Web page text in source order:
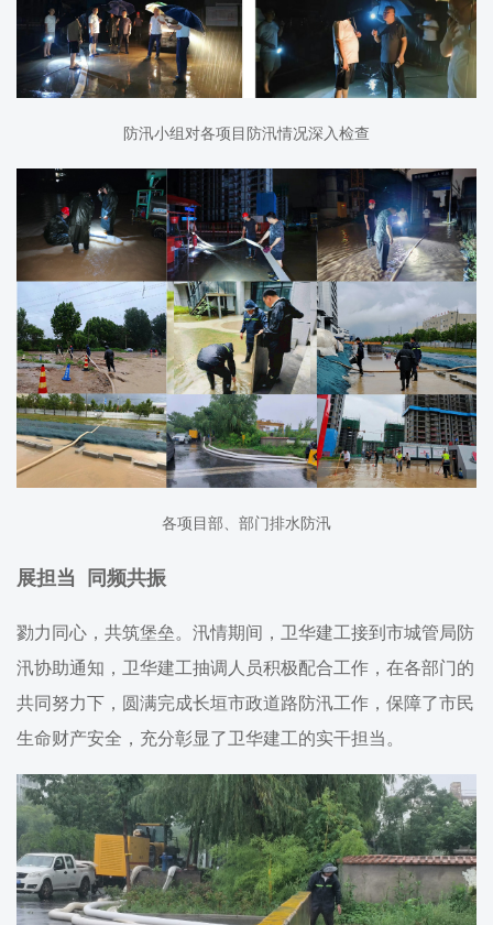
防汛小组对各项目防汛情况深入检查
各项目部、部门排水防汛
展担当 同频共振
勠力同心，共筑堡垒。汛情期间，卫华建工接到市城管局防
汛协助通知，卫华建工抽调人员积极配合工作，在各部门的
共同努力下，圆满完成长垣市政道路防汛工作，保障了市民
生命财产安全，充分彰显了卫华建工的实干担当。